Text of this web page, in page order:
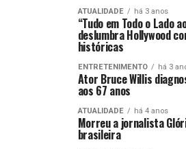
ATUALIDADE há 3 anos
“Tudo em Todo o Lado
deslumbra Hollywood
históricas
ENTRETENIMENTO há 3
Ator Bruce Willis
aos 67 anos
ATUALIDADE há 4 anos
Morreu a jornalista
brasileira